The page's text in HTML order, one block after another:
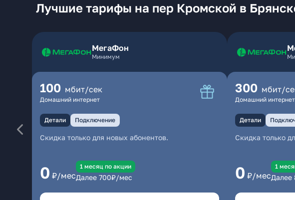
Лучшие тарифы на пер Кромской в
МегаФон
Минимум
100 мбит/сек
Домашний интернет
Детали Подключение
Скидка только для новых абонентов.
0 ₽/мес
1 месяц по акции
Далее 700₽/мес
300 мбит/
Домашний интернет
Детали
Скидка только
0 ₽/мес
1
Далее